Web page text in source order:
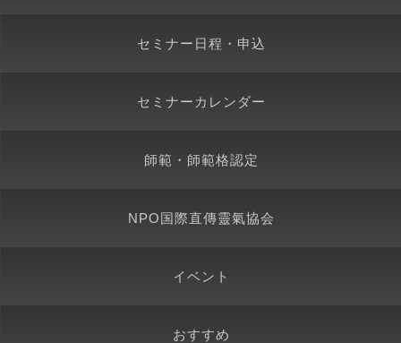
セミナー日程・申込
セミナーカレンダー
師範・師範格認定
NPO国際直傳靈氣協会
イベント
おすすめ